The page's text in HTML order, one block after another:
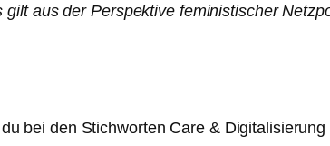
aus der Perspektive feministischer
bei den Stichworten Care &